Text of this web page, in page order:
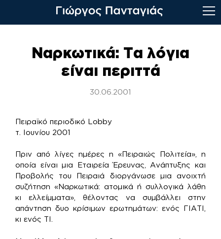
Ναρκωτικά: Τα λόγια
είναι περιττά
30.06.2001
Πειραϊκό περιοδικό Lobby
τ. Ιουνίου 2001
Πριν από λίγες ημέρες η «Πειραιώς Πολιτεία», η
οποία είναι μια Εταιρεία Έρευνας, Ανάπτυξης και
Προβολής του Πειραιά διοργάνωσε μια ανοιχτή
συζήτηση «Ναρκωτικά: ατομικά ή συλλογικά λάθη
κι ελλείμματα», θέλοντας να συμβάλλει στην
απάντηση δυο κρίσιμων ερωτημάτων: ενός ΓΙΑΤΙ,
κι ενός ΤΙ.